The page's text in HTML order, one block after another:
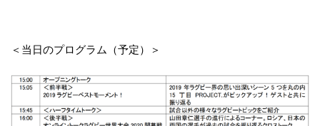
＜当日のプログラム（予定）＞